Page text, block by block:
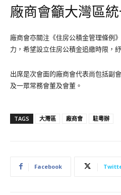
廠商會籲大灣區
廠商會亦關注《住房公積金管理條例
力，希望設立住房公積金追繳時限，
出席是次會面的廠商會代表尚包括副
及一眾常務會董及會董。
TAGS 大灣區 廠商會 駐粵辦
Facebook